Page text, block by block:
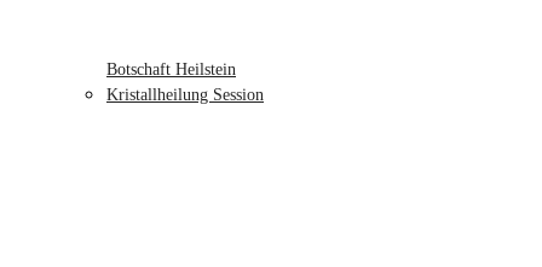
Botschaft Heilstein
Kristallheilung Session